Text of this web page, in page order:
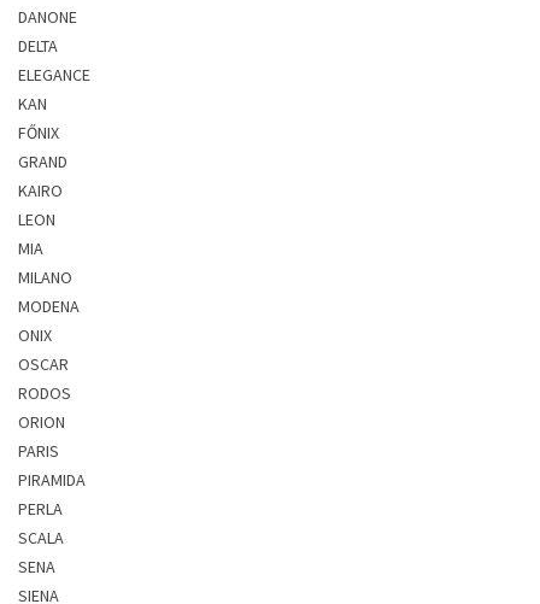
DANONE
DELTA
ELEGANCE
KAN
FŐNIX
GRAND
KAIRO
LEON
MIA
MILANO
MODENA
ONIX
OSCAR
RODOS
ORION
PARIS
PIRAMIDA
PERLA
SCALA
SENA
SIENA